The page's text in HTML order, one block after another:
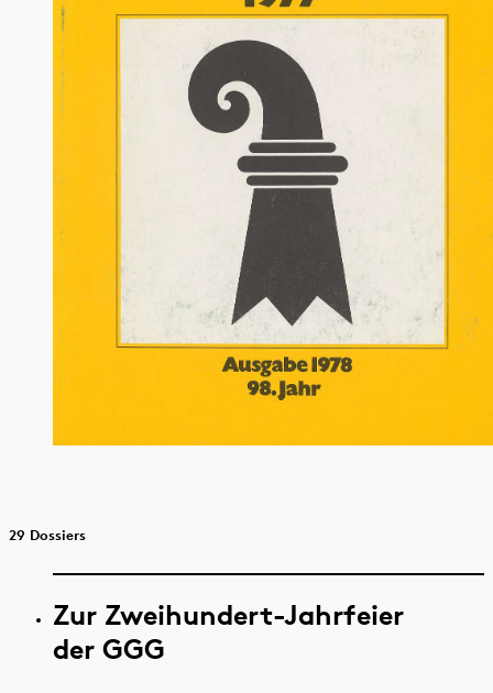
29 Dossiers
Zur Zweihundert-Jahrfeier
der GGG